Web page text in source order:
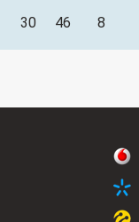
30 46 8